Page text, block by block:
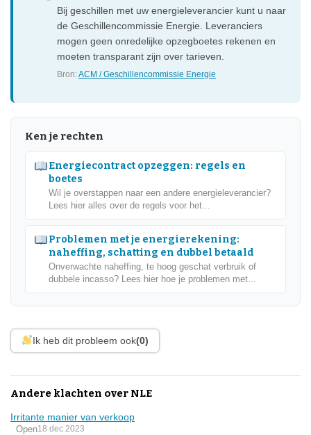
Bij geschillen met uw energieleverancier kunt u naar
de Geschillencommissie Energie. Leveranciers
mogen geen onredelijke opzegboetes rekenen en
moeten transparant zijn over tarieven.
Bron:ACM / Geschillencommissie Energie
Ken je rechten
Energiecontract opzeggen: regels en
boetes
Wil je overstappen naar een andere energieleverancier?
Lees hier alles over de regels voor het...
Problemen met je energierekening:
naheffing, schatting en dubbel betaald
Onverwachte naheffing, te hoog geschat verbruik of
dubbele incasso? Lees hier hoe je problemen met...
Ik heb dit probleem ook(0)
Andere klachten over NLE
Irritante manier van verkoop
Open18 dec 2023